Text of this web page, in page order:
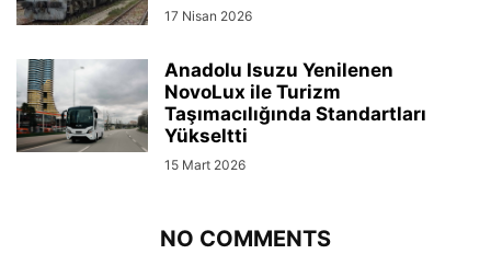
17 Nisan 2026
Anadolu Isuzu Yenilenen
NovoLux ile Turizm
Taşımacılığında Standartları
Yükseltti
15 Mart 2026
NO COMMENTS